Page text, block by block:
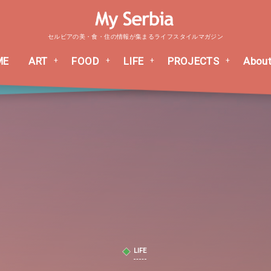
セルビアの美・食・住の情報が集まるライフスタイルマガジン
ART FOOD LIFE PROJECTS
LIFE